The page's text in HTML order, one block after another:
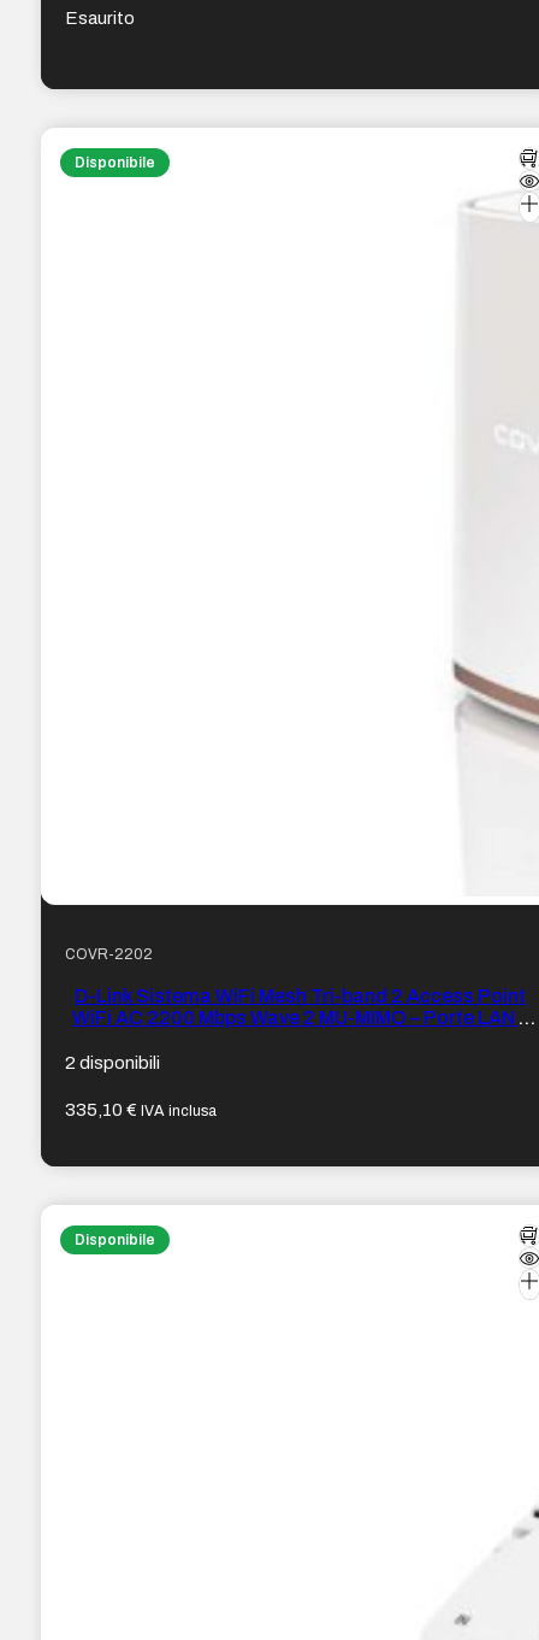
Esaurito
Disponibile
COVR-2202
D-Link Sistema WiFi Mesh Tri-band 2 Access Point
WiFi AC 2200 Mbps Wave 2 MU-MIMO – Porte LAN e
2 disponibili
335,10€ IVA inclusa
Disponibile